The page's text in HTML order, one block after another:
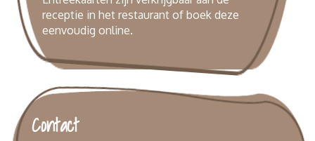
receptie in het restaurant of boek deze
eenvoudig online.
Contact